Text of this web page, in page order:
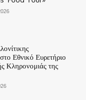
Εθνικό Ευρετήριο
Κληρονομιάς της